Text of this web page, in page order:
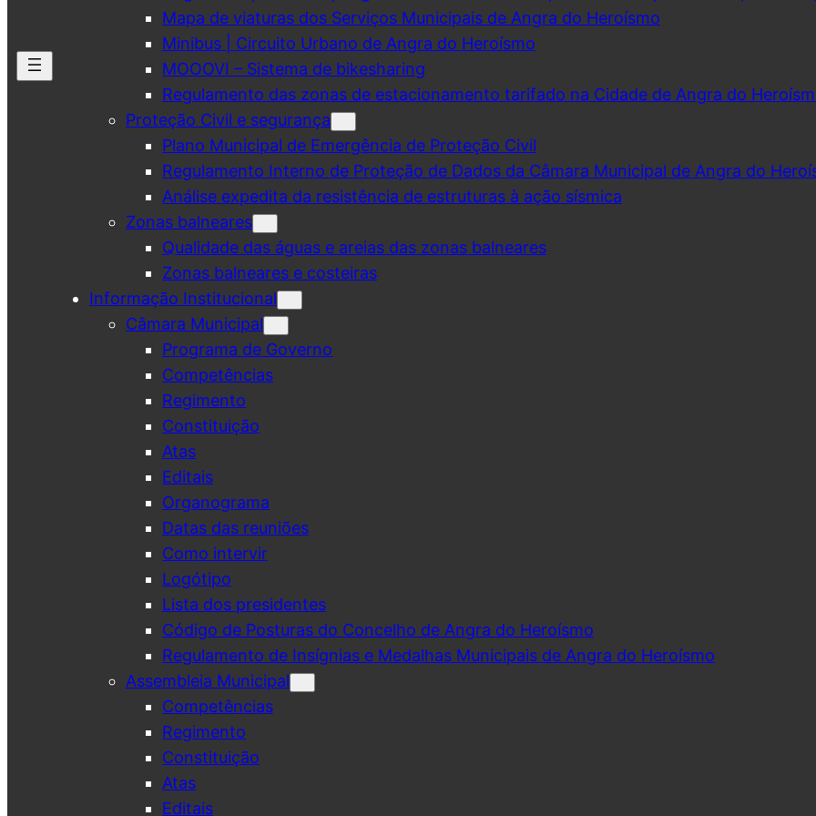
Mapa de viaturas dos Serviços Municipais de Angra do Heroísmo
Minibus | Circuito Urbano de Angra do Heroísmo
MOOOVI – Sistema de bikesharing
Regulamento das zonas de estacionamento tarifado na Cidade de Angra do
Proteção Civil e segurança
Plano Municipal de Emergência de Proteção Civil
Regulamento Interno de Proteção de Dados da Câmara Municipal de Angra do
Análise expedita da resistência de estruturas à ação sísmica
Zonas balneares
Qualidade das águas e areias das zonas balneares
Zonas balneares e costeiras
Informação Institucional
Câmara Municipal
Programa de Governo
Competências
Regimento
Constituição
Atas
Editais
Organograma
Datas das reuniões
Como intervir
Logótipo
Lista dos presidentes
Código de Posturas do Concelho de Angra do Heroísmo
Regulamento de Insígnias e Medalhas Municipais de Angra do Heroísmo
Assembleia Municipal
Competências
Regimento
Constituição
Atas
Editais